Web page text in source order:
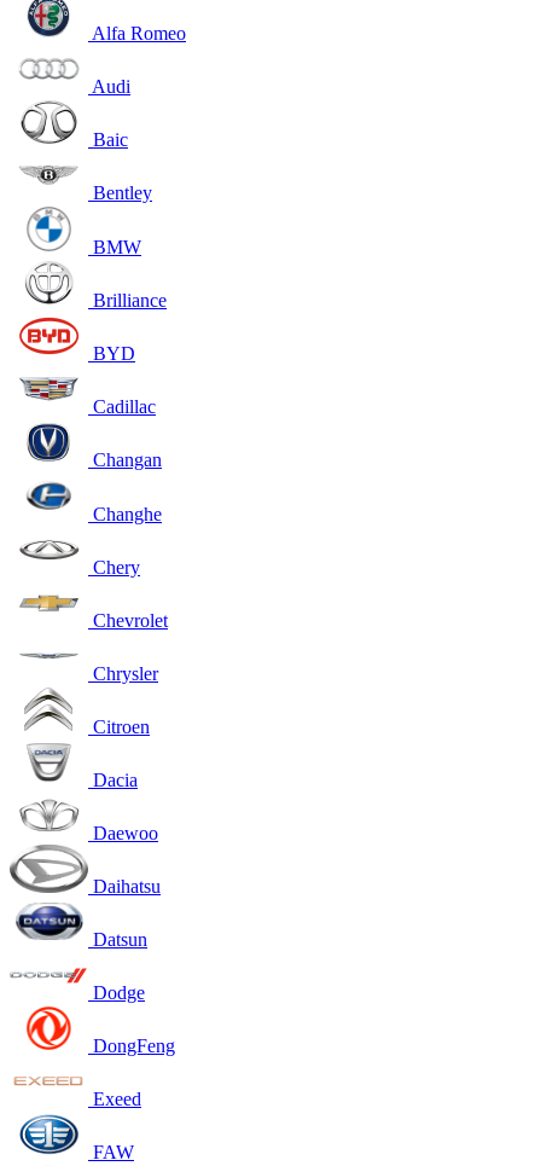
Alfa Romeo
Audi
Baic
Bentley
BMW
Brilliance
BYD
Cadillac
Changan
Changhe
Chery
Chevrolet
Chrysler
Citroen
Dacia
Daewoo
Daihatsu
Datsun
Dodge
DongFeng
Exeed
FAW